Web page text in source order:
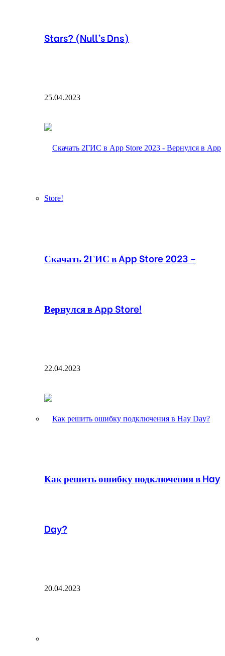
Stars? (Null’s Dns)
25.04.2023
Скачать 2ГИС в App Store 2023 –
Вернулся в App Store!
22.04.2023
Как решить ошибку подключения в Hay
Day?
20.04.2023